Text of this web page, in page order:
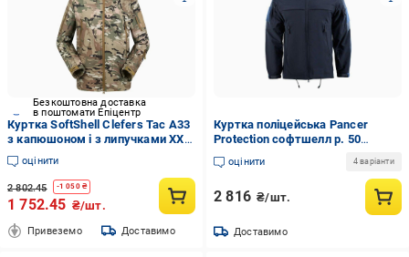
Безкоштовна доставка
в поштомати Епіцентр
Куртка SoftShell Clefers Tac A33
з капюшоном і з липучками XXL
Multicam (5002485XXL)
оцінити
2 802.45 -1 050₴
1 752.45 ₴/шт.
Привеземо Доставимо
Куртка поліцейська Pancer
Protection софтшелл р. 50
Темно-синій (303369150)
оцінити 4 варіанти
2 816 ₴/шт.
Доставимо